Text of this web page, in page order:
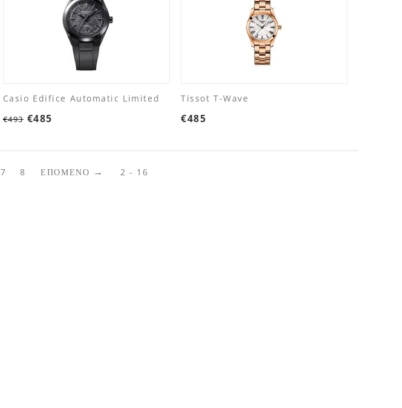
Casio Edifice Automatic Limited
€493 €485
Tissot T-Wave
€485
7 8 ΕΠΌΜΕΝΟ 2 - 16